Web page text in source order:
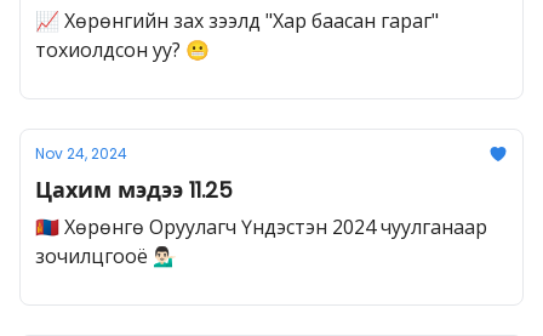
📈 Хөрөнгийн зах зээлд "Хар баасан гараг"
тохиолдсон уу? 😬
Nov 24, 2024
Цахим мэдээ 11.25
🇲🇳 Хөрөнгө Оруулагч Үндэстэн 2024 чуулганаар
зочилцгооё 💁🏻‍♂️